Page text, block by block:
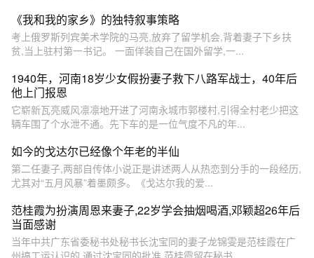
《我和我的家乡》的独特叙事策略
考上俄罗斯列宾美术学院的马亮,放弃了留学机会,背着妻子下乡扶
贫,当上驻村第一书记。 一面佯装自己在国外留学,一...
1940年，河南18岁少女假扮妻子救下八路军战士，40年后
他上门报恩
它崭新瓦亮威风凛凛地开进了河南永城市郭楼村,引得全村老少把这
辆车围了个水泄不通。先下车的是一位气度不凡的年...
如今的戈达尔已经像个年老的半仙
第二任妻子,两部自传体小说正是讲述两人从热恋到分手的一段经历,
尤其对“五月风暴”着墨颇多。《戈达尔我的爱...
范桂霞为扮演周恩来妻子,22岁学会抽烟喝酒,邓颖超26年后
当面感谢
当年中共广东省委秘书处秘书长沈宝同的妻子龙锦雯是范桂霞在广